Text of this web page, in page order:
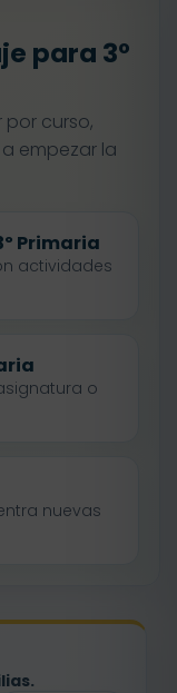
para 3º
curso,
empezar la
Primaria
actividades
o
nuevas